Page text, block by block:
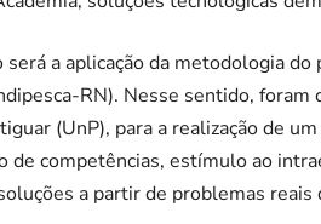
será a aplicação da metodologia
RN). Nesse sentido,
(UnP), para a realização de
de competências, estímulo ao
a partir de problemas